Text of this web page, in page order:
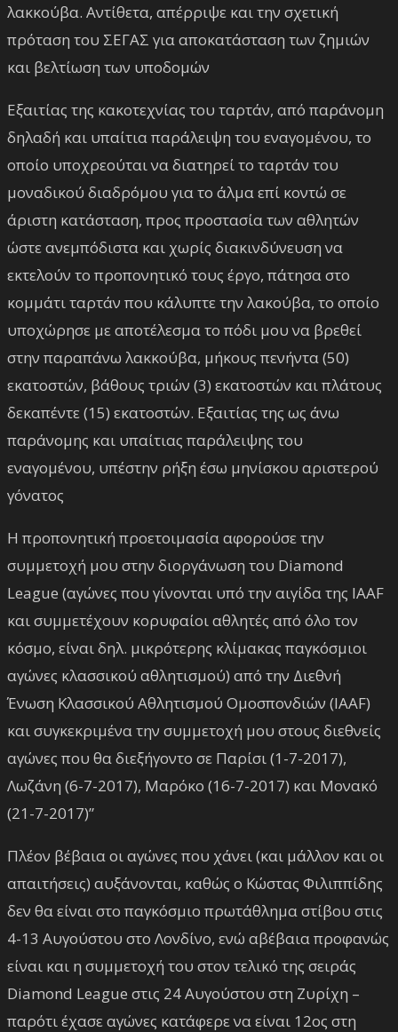
λακκούβα. Αντίθετα, απέρριψε και την σχετική
πρόταση του ΣΕΓΑΣ για αποκατάσταση των ζημιών
και βελτίωση των υποδομών
Εξαιτίας της κακοτεχνίας του ταρτάν, από παράνομη
δηλαδή και υπαίτια παράλειψη του εναγομένου, το
οποίο υποχρεούται να διατηρεί το ταρτάν του
μοναδικού διαδρόμου για το άλμα επί κοντώ σε
άριστη κατάσταση, προς προστασία των αθλητών
ώστε ανεμπόδιστα και χωρίς διακινδύνευση να
εκτελούν το προπονητικό τους έργο, πάτησα στο
κομμάτι ταρτάν που κάλυπτε την λακούβα, το οποίο
υποχώρησε με αποτέλεσμα το πόδι μου να βρεθεί
στην παραπάνω λακκούβα, μήκους πενήντα (50)
εκατοστών, βάθους τριών (3) εκατοστών και πλάτους
δεκαπέντε (15) εκατοστών. Εξαιτίας της ως άνω
παράνομης και υπαίτιας παράλειψης του
εναγομένου, υπέστην ρήξη έσω μηνίσκου αριστερού
γόνατος
Η προπονητική προετοιμασία αφορούσε την
συμμετοχή μου στην διοργάνωση του Diamond
League (αγώνες που γίνονται υπό την αιγίδα της IAAF
και συμμετέχουν κορυφαίοι αθλητές από όλο τον
κόσμο, είναι δηλ. μικρότερης κλίμακας παγκόσμιοι
αγώνες κλασσικού αθλητισμού) από την Διεθνή
Ένωση Κλασσικού Αθλητισμού Ομοσπονδιών (ΙAAF)
και συγκεκριμένα την συμμετοχή μου στους διεθνείς
αγώνες που θα διεξήγοντο σε Παρίσι (1-7-2017),
Λωζάνη (6-7-2017), Μαρόκο (16-7-2017) και Μονακό
(21-7-2017)”
Πλέον βέβαια οι αγώνες που χάνει (και μάλλον και οι
απαιτήσεις) αυξάνονται, καθώς ο Κώστας Φιλιππίδης
δεν θα είναι στο παγκόσμιο πρωτάθλημα στίβου στις
4-13 Αυγούστου στο Λονδίνο, ενώ αβέβαια προφανώς
είναι και η συμμετοχή του στον τελικό της σειράς
Diamond League στις 24 Αυγούστου στη Ζυρίχη –
παρότι έχασε αγώνες κατάφερε να είναι 12ος στη